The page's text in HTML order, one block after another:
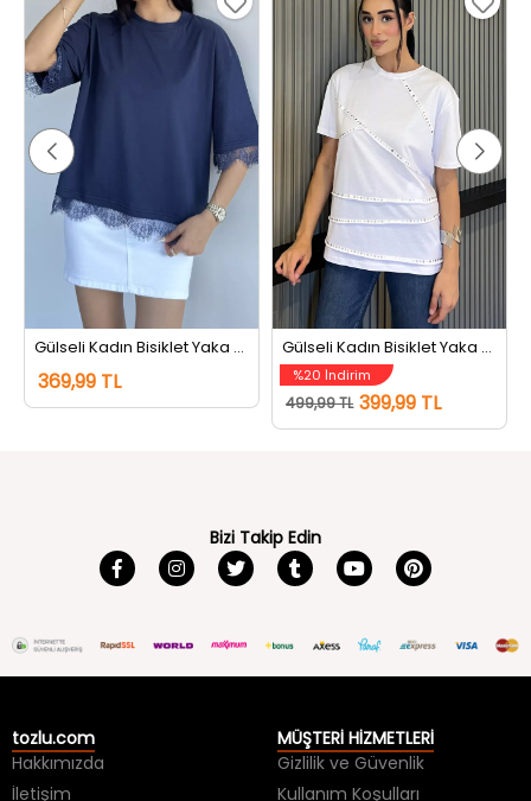
Gülseli Kadın Bisiklet Yaka Dantel Detaylı Tişört Lacivert
369,99 TL
Gülseli Kadın Bisiklet Yaka Tarz Tişört Beyaz
%20 İndirim
499,99 TL 399,99 TL
Bizi Takip Edin
tozlu.com
Hakkımızda
İletişim
MÜŞTERİ HİZMETLERİ
Gizlilik ve Güvenlik
Kullanım Koşulları